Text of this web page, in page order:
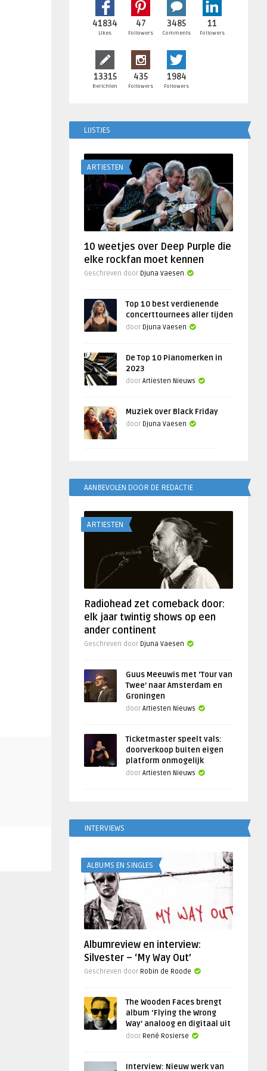
41834
Likes
47
Followers
3485
Comments
11
Followers
13315
Berichten
435
Followers
1984
Followers
LIJSTJES
ARTIESTEN
10 weetjes over Deep Purple die
elke rockfan moet kennen
Geschreven door Djuna Vaesen
Top 10 best verdienende
concerttournees aller tijden
door Djuna Vaesen
De Top 10 Pianomerken in
2023
door Artiesten Nieuws
Muziek over Black Friday
door Djuna Vaesen
AANBEVOLEN DOOR DE REDACTIE
ARTIESTEN
Radiohead zet comeback door:
elk jaar twintig shows op een
ander continent
Geschreven door Djuna Vaesen
Guus Meeuwis met ‘Tour van
Twee’ naar Amsterdam en
Groningen
door Artiesten Nieuws
Ticketmaster speelt vals:
doorverkoop buiten eigen
platform onmogelijk
door Artiesten Nieuws
INTERVIEWS
ALBUMS EN SINGLES
Albumreview en interview:
Silvester – ‘My Way Out’
Geschreven door Robin de Roode
The Wooden Faces brengt
album ‘Flying the Wrong
Way’ analoog en digitaal uit
door René Rosierse
Interview: Nieuw werk van